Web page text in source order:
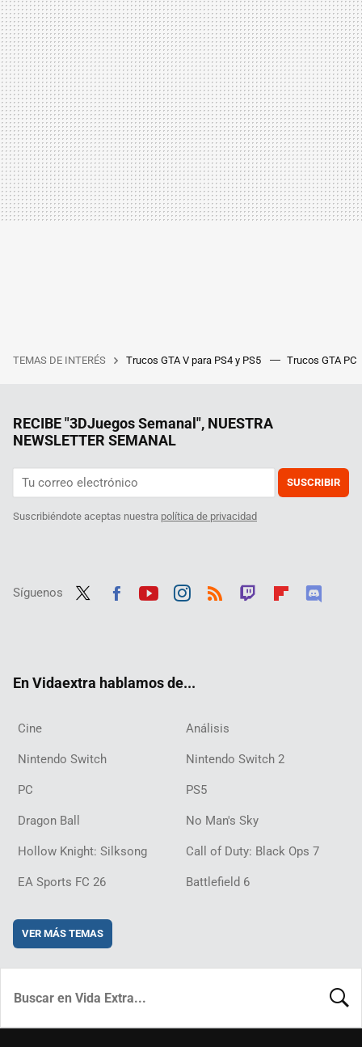
TEMAS DE INTERÉS Trucos GTA V para PS4 y PS5 Trucos GTA PC
RECIBE "3DJuegos Semanal", NUESTRA
NEWSLETTER SEMANAL
SUSCRIBIR
Suscribiéndote aceptas nuestra política de privacidad
Síguenos
En Vidaextra hablamos de...
Cine Análisis
Nintendo Switch Nintendo Switch 2
PC PS5
Dragon Ball No Man's Sky
Hollow Knight: Silksong Call of Duty: Black Ops 7
EA Sports FC 26 Battlefield 6
VER MÁS TEMAS